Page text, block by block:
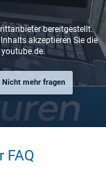
bereitgestellt.
akzeptieren Sie die
Nicht mehr fragen
FAQ